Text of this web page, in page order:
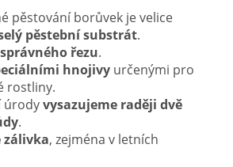
pěstování borůvek je velice
pěstební substrát.
řezu.
hnojivy určenými pro
rostliny.
úrodyvysazujeme raději dvě
.
zálivka, zejména v letních